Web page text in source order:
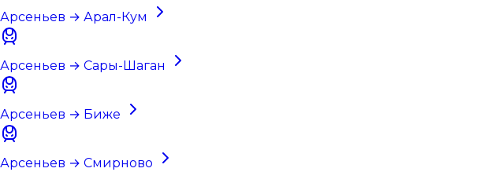
Арсеньев → Арал-Кум
Арсеньев → Сары-Шаган
Арсеньев → Биже
Арсеньев → Смирново